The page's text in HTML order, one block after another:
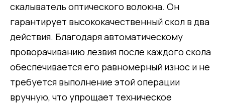
скалыватель оптического волокна. Он
гарантирует высококачественный скол в два
действия. Благодаря автоматическому
проворачиванию лезвия после каждого скола
обеспечивается его равномерный износ и не
требуется выполнение этой операции
вручную, что упрощает техническое